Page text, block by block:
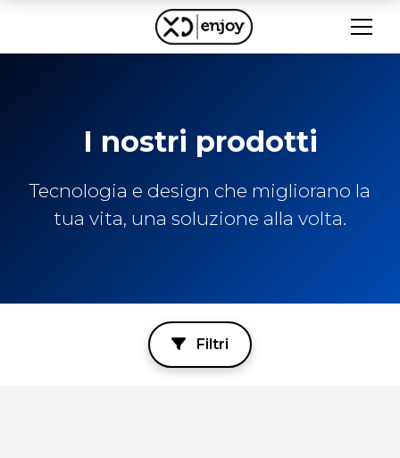
I nostri prodotti
Tecnologia e design che migliorano la
tua vita, una soluzione alla volta.
Filtri